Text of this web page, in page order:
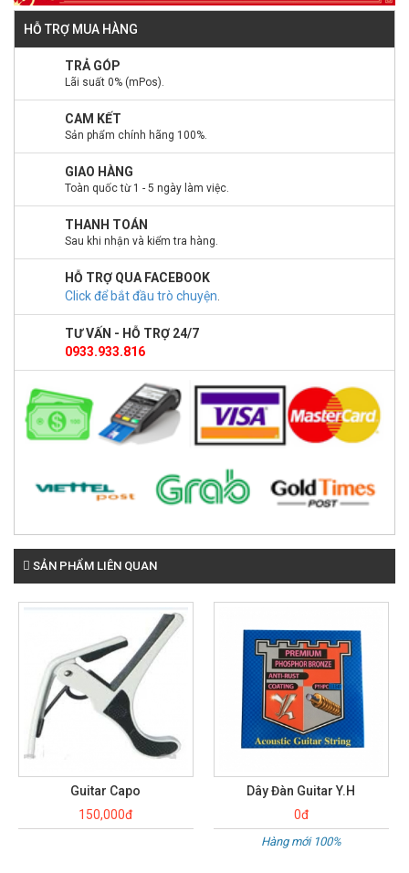
HỖ TRỢ MUA HÀNG
TRẢ GÓP
Lãi suất 0% (mPos).
CAM KẾT
Sản phẩm chính hãng 100%.
GIAO HÀNG
Toàn quốc từ 1 - 5 ngày làm việc.
THANH TOÁN
Sau khi nhận và kiểm tra hàng.
HỖ TRỢ QUA FACEBOOK
Click để bắt đầu trò chuyện.
TƯ VẤN - HỖ TRỢ 24/7
0933.933.816
SẢN PHẨM LIÊN QUAN
Guitar Capo
150,000đ
Dây Đàn Guitar Y.H
0đ
Hàng mới 100%